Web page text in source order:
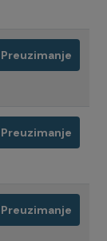
Preuzimanje
Preuzimanje
Preuzimanje